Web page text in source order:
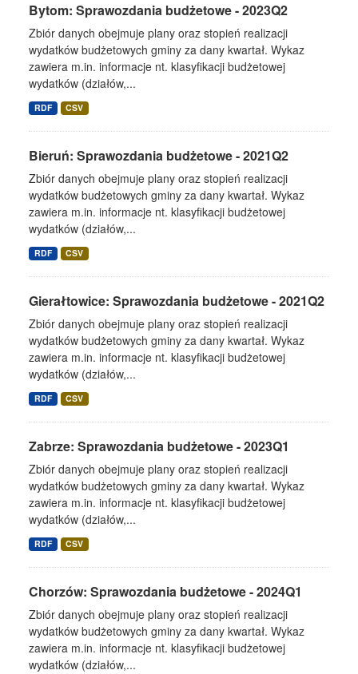
Bytom: Sprawozdania budżetowe - 2023Q2
Zbiór danych obejmuje plany oraz stopień realizacji
wydatków budżetowych gminy za dany kwartał. Wykaz
zawiera m.in. informacje nt. klasyfikacji budżetowej
wydatków (działów,...
RDF CSV
Bieruń: Sprawozdania budżetowe - 2021Q2
Zbiór danych obejmuje plany oraz stopień realizacji
wydatków budżetowych gminy za dany kwartał. Wykaz
zawiera m.in. informacje nt. klasyfikacji budżetowej
wydatków (działów,...
RDF CSV
Gierałtowice: Sprawozdania budżetowe - 2021Q2
Zbiór danych obejmuje plany oraz stopień realizacji
wydatków budżetowych gminy za dany kwartał. Wykaz
zawiera m.in. informacje nt. klasyfikacji budżetowej
wydatków (działów,...
RDF CSV
Zabrze: Sprawozdania budżetowe - 2023Q1
Zbiór danych obejmuje plany oraz stopień realizacji
wydatków budżetowych gminy za dany kwartał. Wykaz
zawiera m.in. informacje nt. klasyfikacji budżetowej
wydatków (działów,...
RDF CSV
Chorzów: Sprawozdania budżetowe - 2024Q1
Zbiór danych obejmuje plany oraz stopień realizacji
wydatków budżetowych gminy za dany kwartał. Wykaz
zawiera m.in. informacje nt. klasyfikacji budżetowej
wydatków (działów,...